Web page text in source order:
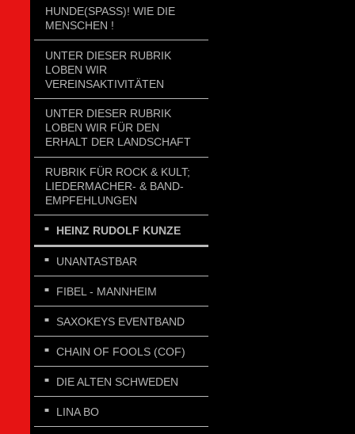
HUNDE(SPASS)! WIE DIE
MENSCHEN !
UNTER DIESER RUBRIK
LOBEN WIR
VEREINSAKTIVITÄTEN
UNTER DIESER RUBRIK
LOBEN WIR FÜR DEN
ERHALT DER LANDSCHAFT
RUBRIK FÜR ROCK & KULT;
LIEDERMACHER- & BAND-
EMPFEHLUNGEN
HEINZ RUDOLF KUNZE
UNANTASTBAR
FIBEL - MANNHEIM
SAXOKEYS EVENTBAND
CHAIN OF FOOLS (COF)
DIE ALTEN SCHWEDEN
LINA BO